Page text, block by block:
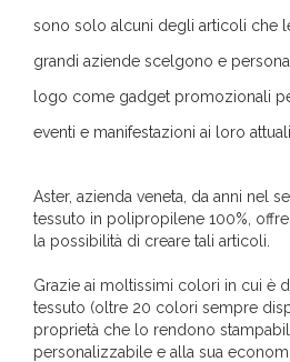
sono solo alcuni degli articoli che
grandi aziende scelgono e
logo come gadget promozionali
eventi e manifestazioni ai loro
Aster, azienda veneta, da anni nel
tessuto in polipropilene 100%,
la possibilità di creare tali articoli.
Grazie ai moltissimi colori in cui è
tessuto (oltre 20 colori sempre
proprietà che lo rendono
personalizzabile e alla sua